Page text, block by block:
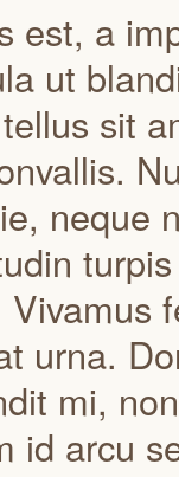
est, a
ut
sit
neque
urna.
mi,
id arcu